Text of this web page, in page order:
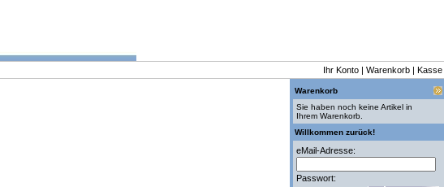
Ihr Konto | Warenkorb | Kasse
Warenkorb
Sie haben noch keine Artikel in
Ihrem Warenkorb.
Willkommen zurück!
eMail-Adresse:
Passwort: